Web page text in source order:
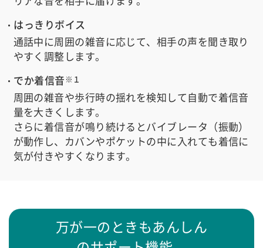
はっきりボイス
通話中に周囲の雑音に応じて、相手の声を聞き取り
やすく調整します。
でか着信音 ※１
周囲の雑音や歩行時の揺れを検知して自動で着信音
量を大きくします。
さらに着信音が鳴り続けるとバイブレータ（振動）
が動作し、カバンやポケットの中に入れても着信に
気が付きやすくなります。
万が一のときもあんしん